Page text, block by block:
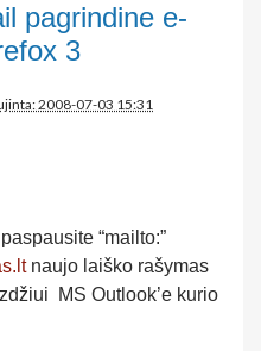
pagrindine e-
3
2008-07-03 15:31
“mailto:”
naujo laiško rašymas
MS Outlook’e kurio